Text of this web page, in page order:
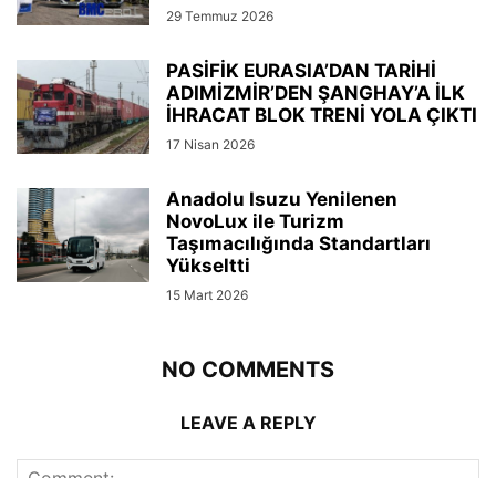
29 Temmuz 2026
PASİFİK EURASIA’DAN TARİHİ
ADIMİZMİR’DEN ŞANGHAY’A İLK
İHRACAT BLOK TRENİ YOLA ÇIKTI
17 Nisan 2026
Anadolu Isuzu Yenilenen
NovoLux ile Turizm
Taşımacılığında Standartları
Yükseltti
15 Mart 2026
NO COMMENTS
LEAVE A REPLY